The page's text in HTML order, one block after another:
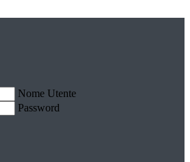
Nome Utente
Password